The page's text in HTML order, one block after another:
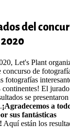
del
Let's Plant
concurso de
fotografías
continentes! El
se
¡Agradecemos a
sus fantásticas
Aquí están los